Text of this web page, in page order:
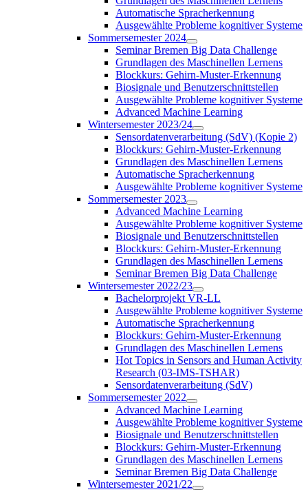
Automatische Spracherkennung
Ausgewählte Probleme kognitiver Systeme
Sommersemester 2024
Seminar Bremen Big Data Challenge
Grundlagen des Maschinellen Lernens
Blockkurs: Gehirn-Muster-Erkennung
Biosignale und Benutzerschnittstellen
Ausgewählte Probleme kognitiver Systeme
Advanced Machine Learning
Wintersemester 2023/24
Sensordatenverarbeitung (SdV) (Kopie 2)
Blockkurs: Gehirn-Muster-Erkennung
Grundlagen des Maschinellen Lernens
Automatische Spracherkennung
Ausgewählte Probleme kognitiver Systeme
Sommersemester 2023
Advanced Machine Learning
Ausgewählte Probleme kognitiver Systeme
Biosignale und Benutzerschnittstellen
Blockkurs: Gehirn-Muster-Erkennung
Grundlagen des Maschinellen Lernens
Seminar Bremen Big Data Challenge
Wintersemester 2022/23
Bachelorprojekt VR-LL
Ausgewählte Probleme kognitiver Systeme
Automatische Spracherkennung
Blockkurs: Gehirn-Muster-Erkennung
Grundlagen des Maschinellen Lernens
Hot Topics in Sensors and Human Activity
Research (03-IMS-TSHAR)
Sensordatenverarbeitung (SdV)
Sommersemester 2022
Advanced Machine Learning
Ausgewählte Probleme kognitiver Systeme
Biosignale und Benutzerschnittstellen
Blockkurs: Gehirn-Muster-Erkennung
Grundlagen des Maschinellen Lernens
Seminar Bremen Big Data Challenge
Wintersemester 2021/22